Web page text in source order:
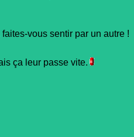
vous sentir par un autre !
ça leur passe vite.